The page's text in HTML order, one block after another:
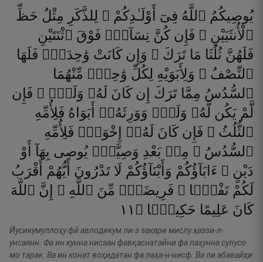
يُوصِيكُمُ ٱللَّهُ فِىٓ أَوْلَـٰدِكُمْ ۖ لِلذَّكَرِ مِثْلُ حَظِّ
ٱلْأُنثَيَيْنِ ۚ فَإِن كُنَّ نِسَآءًۭ فَوْقَ ٱثْنَتَيْنِ
فَلَهُنَّ ثُلُثَا مَا تَرَكَ ۖ وَإِن كَانَتْ وَٰحِدَةًۭ فَلَهَا
ٱلنِّصْفُ ۚ وَلِأَبَوَيْهِ لِكُلِّ وَٰحِدٍۢ مِّنْهُمَا
ٱلسُّدُسُ مِمَّا تَرَكَ إِن كَانَ لَهُۥ وَلَدٌۭ ۚ فَإِن
لَّمْ يَكُن لَّهُۥ وَلَدٌۭ وَوَرِثَهُۥٓ أَبَوَاهُ فَلِأُمِّهِ
ٱلثُّلُثُ ۚ فَإِن كَانَ لَهُۥٓ إِخْوَةٌۭ فَلِأُمِّهِ
ٱلسُّدُسُ ۚ مِنۢ بَعْدِ وَصِيَّةٍۢ يُوصِى بِهَآ
أَوْ
دَيْنٍ ۗ ءَابَآؤُكُمْ وَأَبْنَآؤُكُمْ لَا تَدْرُونَ أَيُّهُمْ
أَقْرَبُ
لَكُمْ نَفْعًۭا ۚ فَرِيضَةًۭ مِّنَ ٱللَّهِ ۗ إِنَّ ٱللَّهَ
كَانَ عَلِيمًا حَكِيمًۭا ۝ ١١
Йусикумуллоҳу фӣ авлодикум ли-з закари мислу ҳаззи-л-
унсаянн. Фа ин кунна нисаан фавқаснатайни фа лаҳунна сулусо
мо тарак. Ва ин конат воҳидатан фа лаҳа-н-нисф. Ва ли абавайҳи